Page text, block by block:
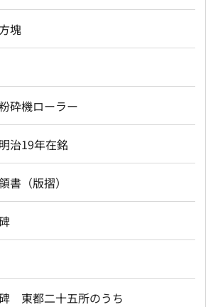
塊
砕機ローラー
治19年在銘
（版摺）
東都二十五所のうち